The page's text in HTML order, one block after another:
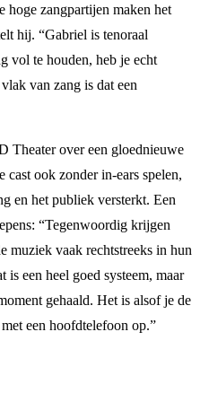
hoge zangpartijen maken het
hij. “Gabriel is tenoraal
vol te houden, heb je echt
van zang is dat een
Theater over een gloednieuwe
cast ook zonder in-ears spelen,
en het publiek versterkt. Een
“Tegenwoordig krijgen
muziek vaak rechtstreeks in hun
een heel goed systeem, maar
gehaald. Het is alsof je de
een hoofdtelefoon op.”